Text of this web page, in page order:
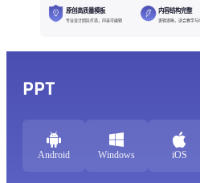
原创高质量模板
专业设计团队打造，内容可编辑
内容结构完整
逻辑清晰，适合教学与
PPT
Android Windows iOS